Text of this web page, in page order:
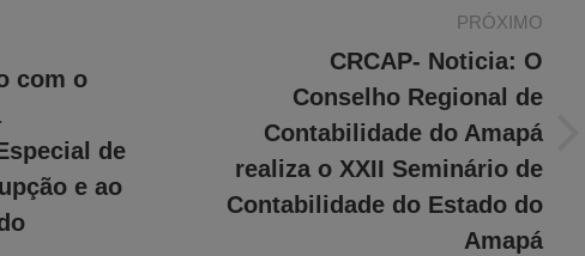
com o
de
e ao
PRÓXIMO
Próximo
post:
CRCAP- Noticia: O
Conselho Regional de
Contabilidade do Amapá
realiza o XXII Seminário de
Contabilidade do Estado do
Amapá